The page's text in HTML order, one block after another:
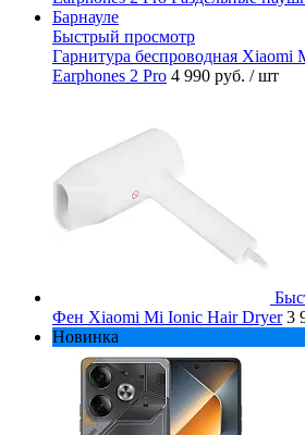
Быстрый просмотр
Гарнитура беспроводная Xiaomi
Earphones 2 Pro 4 990 руб. / шт
Фен Xiaomi Mi Ionic Hair Dryer 3
Новинка